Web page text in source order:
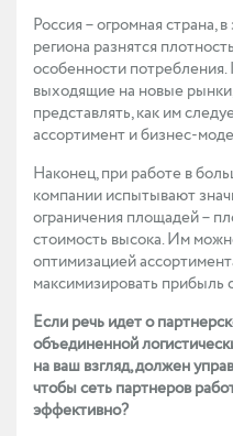
Россия – огромная страна,
региона разнятся
особенности потребления.
выходящие на новые
представлять, как им
ассортимент и бизнес-
Наконец, при работе в
компании испытывают
ограничения площадей –
стоимость высока. Им
оптимизацией
максимизировать
Если речь идет о
объединенной
на ваш взгляд, должен
чтобы сеть партнеров
эффективно?